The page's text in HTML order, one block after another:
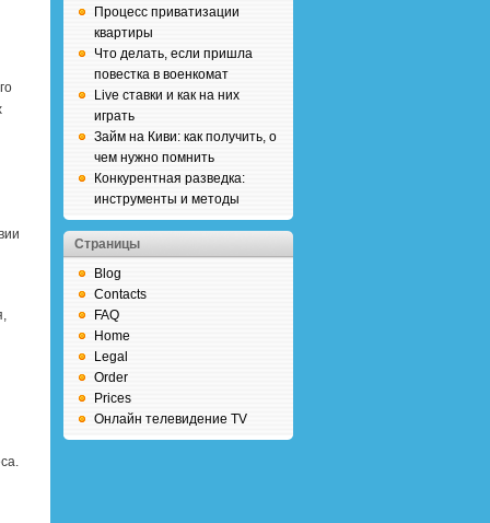
Процесс приватизации
квартиры
Что делать, если пришла
повестка в военкомат
Live ставки и как на них
играть
Займ на Киви: как получить, о
чем нужно помнить
Конкурентная разведка:
инструменты и методы
Страницы
Blog
Contacts
FAQ
Home
Legal
Order
Prices
Онлайн телевидение TV